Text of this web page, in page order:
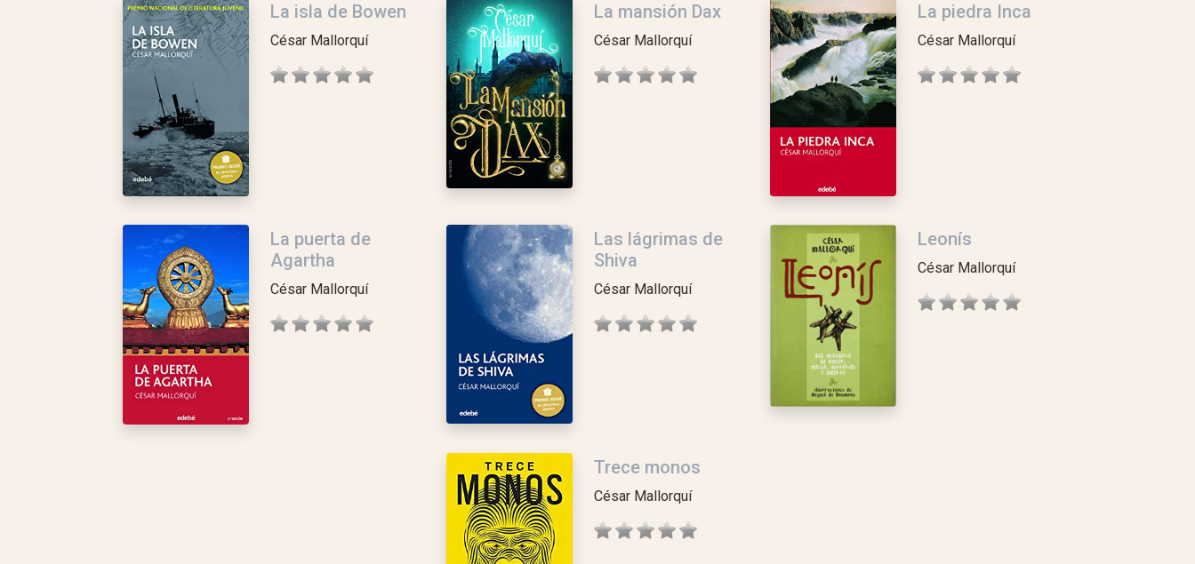
La isla de Bowen
César Mallorquí
La mansión Dax
César Mallorquí
La piedra Inca
César Mallorquí
La puerta de
Agartha
César Mallorquí
Las lágrimas de
Shiva
César Mallorquí
Leonís
César Mallorquí
Trece monos
César Mallorquí